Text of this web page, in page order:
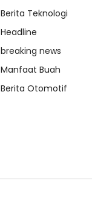
Berita Teknologi
Headline
breaking news
Manfaat Buah
Berita Otomotif